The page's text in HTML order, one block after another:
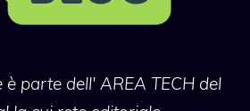
è parte dell' AREA TECH del